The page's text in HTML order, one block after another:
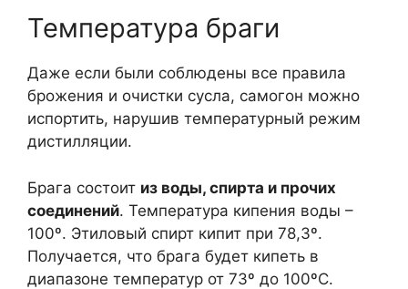
Температура браги
Даже если были соблюдены все правила
брожения и очистки сусла, самогон можно
испортить, нарушив температурный режим
дистилляции.
Брага состоит из воды, спирта и прочих
соединений. Температура кипения воды –
100º. Этиловый спирт кипит при 78,3º.
Получается, что брага будет кипеть в
диапазоне температур от 73º до 100ºС.